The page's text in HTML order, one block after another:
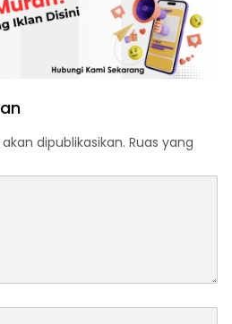
dipublikasikan. Ruas yang